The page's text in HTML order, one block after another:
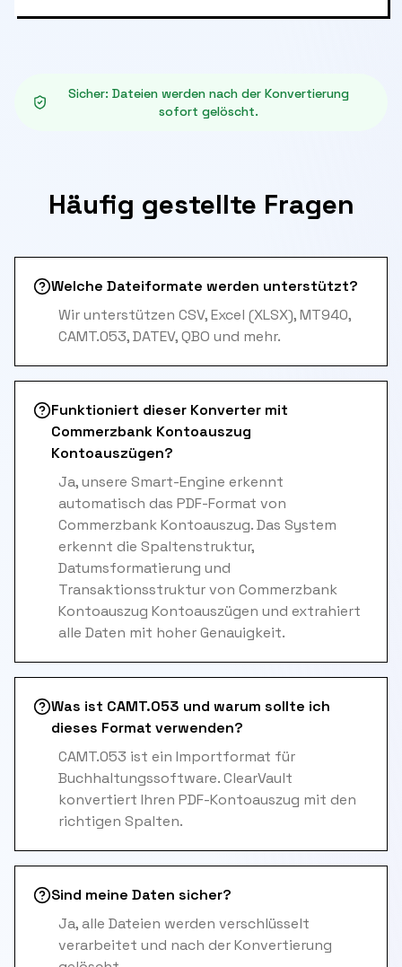
Sicher: Dateien werden nach der Konvertierung
sofort gelöscht.
Häufig gestellte Fragen
Welche Dateiformate werden unterstützt?
Wir unterstützen CSV, Excel (XLSX), MT940,
CAMT.053, DATEV, QBO und mehr.
Funktioniert dieser Konverter mit
Commerzbank Kontoauszug
Kontoauszügen?
Ja, unsere Smart-Engine erkennt
automatisch das PDF-Format von
Commerzbank Kontoauszug. Das System
erkennt die Spaltenstruktur,
Datumsformatierung und
Transaktionsstruktur von Commerzbank
Kontoauszug Kontoauszügen und extrahiert
alle Daten mit hoher Genauigkeit.
Was ist CAMT.053 und warum sollte ich
dieses Format verwenden?
CAMT.053 ist ein Importformat für
Buchhaltungssoftware. ClearVault
konvertiert Ihren PDF-Kontoauszug mit den
richtigen Spalten.
Sind meine Daten sicher?
Ja, alle Dateien werden verschlüsselt
verarbeitet und nach der Konvertierung